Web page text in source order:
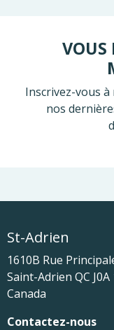
VOUS
Inscrivez-vous
nos
St-Adrien
1610B Rue
Saint-Adrien QC J0A
Canada
Contactez-nous